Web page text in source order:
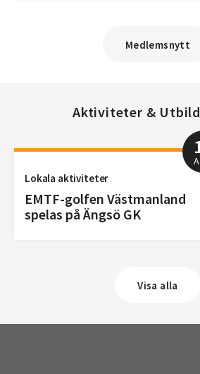
Medlemsnytt
Aktiviteter &
Lokala aktiviteter
EMTF-golfen Västmanland
spelas på Ängsö GK
Visa alla